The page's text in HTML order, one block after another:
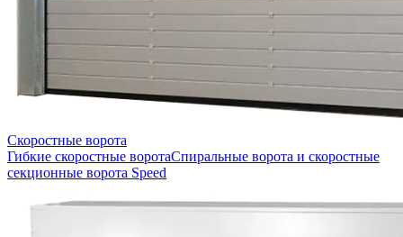
Скоростные ворота
Гибкие скоростные воротаСпиральные ворота и скоростные
секционные ворота Speed